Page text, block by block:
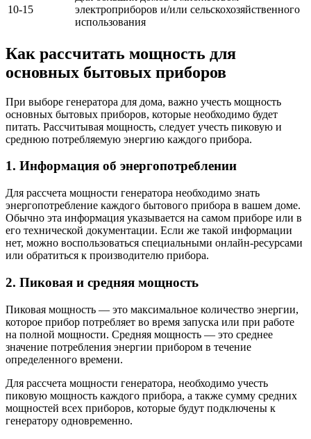
10-15
электроприборов и/или сельскохозяйственного
использования
Как рассчитать мощность для
основных бытовых приборов
При выборе генератора для дома, важно учесть мощность
основных бытовых приборов, которые необходимо будет
питать. Рассчитывая мощность, следует учесть пиковую и
среднюю потребляемую энергию каждого прибора.
1. Информация об энергопотреблении
Для рассчета мощности генератора необходимо знать
энергопотребление каждого бытового прибора в вашем доме.
Обычно эта информация указывается на самом приборе или в
его технической документации. Если же такой информации
нет, можно воспользоваться специальными онлайн-ресурсами
или обратиться к производителю прибора.
2. Пиковая и средняя мощность
Пиковая мощность — это максимальное количество энергии,
которое прибор потребляет во время запуска или при работе
на полной мощности. Средняя мощность — это среднее
значение потребления энергии прибором в течение
определенного времени.
Для рассчета мощности генератора, необходимо учесть
пиковую мощность каждого прибора, а также сумму средних
мощностей всех приборов, которые будут подключены к
генератору одновременно.